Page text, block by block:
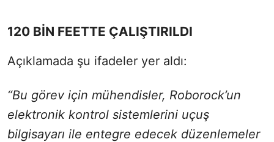
120 BİN FEETTE ÇALIŞTIRILDI
Açıklamada şu ifadeler yer aldı:
“Bu görev için mühendisler, Roborock’un
elektronik kontrol sistemlerini uçuş
bilgisayarı ile entegre edecek düzenlemeler